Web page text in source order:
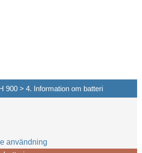
900 > 4. Information om batteri
användning